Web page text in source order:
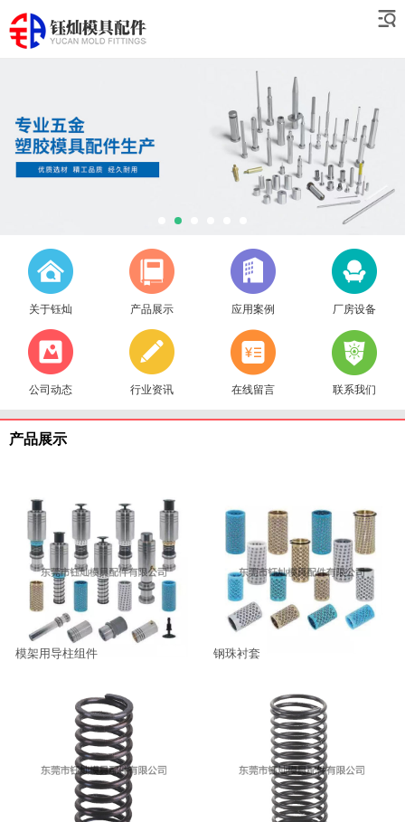
关于钰灿 产品展示 应用案例 厂房设备
公司动态 行业资讯 在线留言 联系我们
产品展示
模架用导柱组件 钢珠衬套